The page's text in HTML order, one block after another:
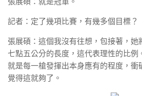
記者：定了幾項比賽，有幾多個目標？
張展碩：這個我沒有往想，包接著，她
七點五公分的長度，這代表理性的比例
就是每一槍發揮出本身應有的程度，衝
覺得這就夠了。